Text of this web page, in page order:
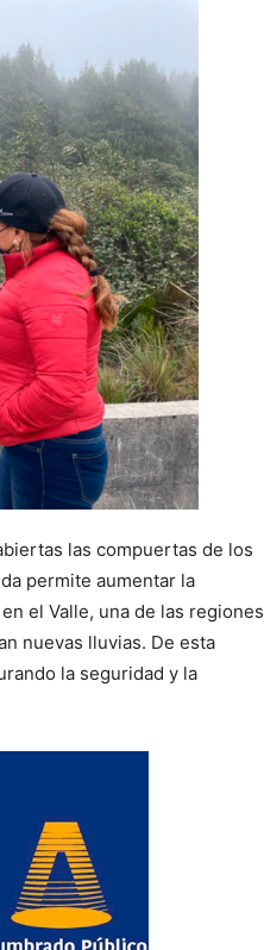
las compuertas de los
permite aumentar la
el Valle, una de las regiones
nuevas lluvias. De esta
la seguridad y la